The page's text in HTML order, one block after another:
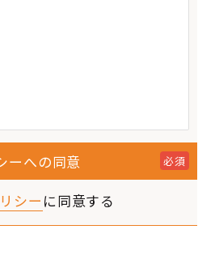
ーへの同意 必須
シー に同意する